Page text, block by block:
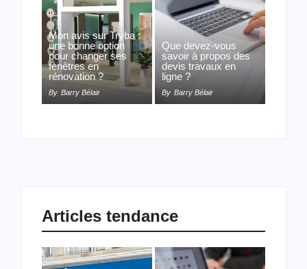
Mon avis sur Tryba :
une bonne option
pour changer ses
fenêtres en
rénovation ?
By Barry Bélair
Que devez-vous
savoir à propos des
devis travaux en
ligne ?
By Barry Bélair
Articles tendance